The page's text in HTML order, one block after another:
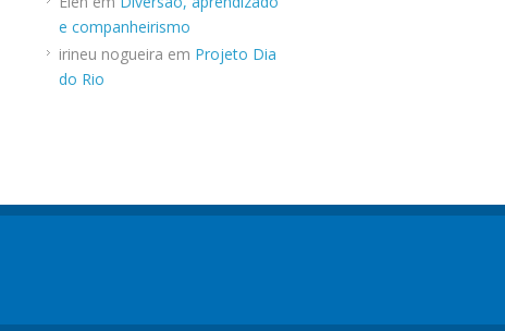
e companheirismo
irineu nogueira em Projeto Dia
do Rio